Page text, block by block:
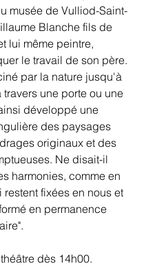
musée de Vulliod-Saint-
Blanche fils de
lui même peintre,
le travail de son père.
par la nature jusqu'à
travers une porte ou une
développé une
des paysages
originaux et des
Ne disait-il
harmonies, comme en
restent fixées en nous et
en permanence
dès 14h00.